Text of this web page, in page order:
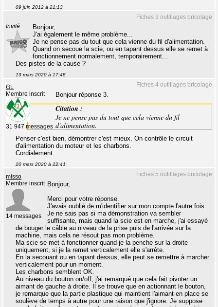
09 juin 2012 à 21:13
Fiches 3 outillages bricolage
Invité
Bonjour,
J'ai également le même problème...
Je ne pense pas du tout que cela vienne du fil d'alimentation.
Quand on secoue la scie, ou en tapant dessus elle se remet à
fonctionnement normalement, temporairement...
Des pistes de la cause ?
19 mars 2020 à 17:48
Fiches 4 outillages bricolage
GL
Membre inscrit
31 947 messages
Bonjour réponse 3.
Citation :
Je ne pense pas du tout que cela vienne du fil
d'alimentation.
Penser c'est bien, démontrer c'est mieux. On contrôle le circuit
d'alimentation du moteur et les charbons.
Cordialement.
20 mars 2020 à 22:41
Fiches 5 outillages bricolage
misso
Membre inscrit
14 messages
Bonjour,
Merci pour votre réponse.
J'avais oublié de m'identifier sur mon compte l'autre fois.
Je ne sais pas si ma démonstration va sembler
suffisante, mais quand la scie est en marche, j'ai essayé
de bouger le câble au niveau de la prise puis de l'arrivée sur la
machine, mais cela ne résout pas mon problème.
Ma scie se met à fonctionner quand je la penche sur la droite
uniquement, si je la remet verticalement elle s'arrête.
En la secouant ou en tapant dessus, elle peut se remettre à marcher
verticalement pour un moment.
Les charbons semblent OK.
Au niveau du bouton on/off, j'ai remarqué que cela fait pivoter un
aimant de gauche à droite. Il se trouve que en actionnant le bouton,
je remarque que la partie plastique qui maintient l'aimant en place se
soulève de temps à autre pour une raison que j'ignore. Je suppose